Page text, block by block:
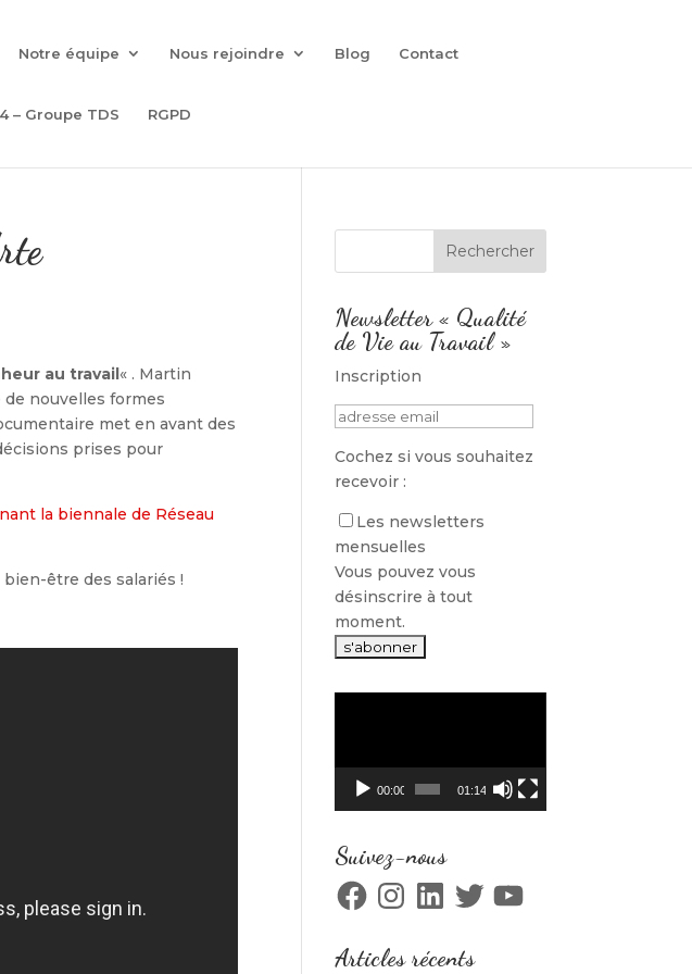
Notre équipe Nous rejoindre Blog Contact
– Groupe TDS RGPD
au travail« . Martin
de nouvelles formes
met en avant des
prises pour
la biennale de Réseau
être des salariés !
Newsletter « Qualité
de Vie au Travail »
Inscription
Cochez si vous souhaitez
recevoir :
Les newsletters
mensuelles
Vous pouvez vous
désinscrire à tout
moment.
00:00 01:14
Suivez-nous
FacebookInstagramLinkedInTwitterYouTube
Articles récents